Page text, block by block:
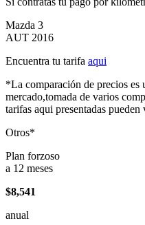
Mazda 3
AUT 2016
Encuentra tu tarifa aqui
*La comparación de precios es
mercado,tomada de varios
tarifas aqui presentadas pueden
Otros*
Plan forzoso
a 12 meses
$8,541
anual